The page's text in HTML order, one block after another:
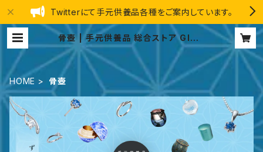
Twitterにて手元供養品各種をご案内しています。
骨壺 | 手元供養品 総合ストア GING
A
HOME 骨壺